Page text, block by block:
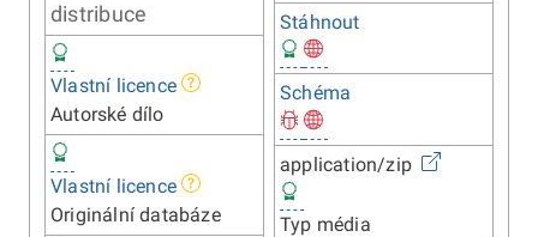
distribuce
Vlastní licence
Autorské dílo
Vlastní licence
Originální databáze
Stáhnout
Schéma
application/zip
Typ média